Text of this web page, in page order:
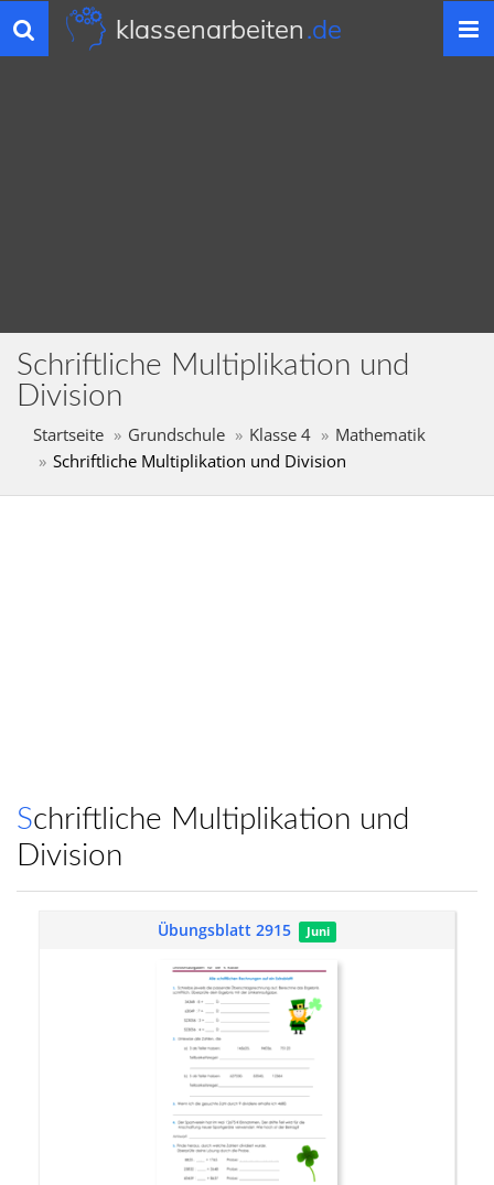
Toggle
navigation
klassenarbeiten.de
Schriftliche Multiplikation und
Division
Startseite Grundschule Klasse 4
Mathematik
Schriftliche Multiplikation und Division
Schriftliche Multiplikation und
Division
Übungsblatt 2915 Juni